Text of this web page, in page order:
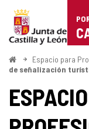
Portal
de
Turismo
de
Castilla
InicioEspacio para
de señalización